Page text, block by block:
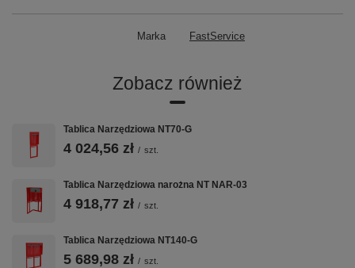
🏭
SYSTEM
Linia TITANIUM
— najwyższa
solidność
💡
LED
oświetlenie LED
pracy
Marka FastService
Zobacz również
Tablica Narzędziowa NT70-G
4 024,56 zł / szt.
Tablica Narzędziowa narożna NT NAR-03
4 918,77 zł / szt.
Tablica Narzędziowa NT140-G
5 689,98 zł / szt.